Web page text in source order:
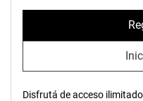
Disfrutá de acceso